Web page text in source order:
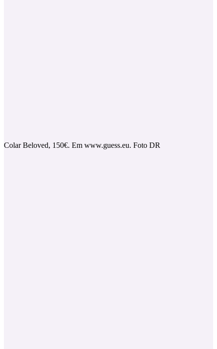
Colar Beloved, 150€. Em www.guess.eu. Foto DR